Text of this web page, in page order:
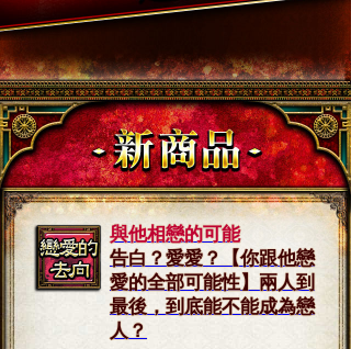
與他相戀的可能
告白？愛愛？【你跟他戀
愛的全部可能性】兩人到
最後，到底能不能成為戀
人？